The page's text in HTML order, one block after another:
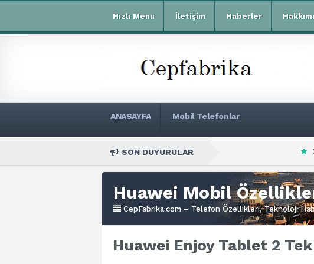
Hızlı Menu İletişim Haberler
ANASAYFA Mobil Telefonlar
SON DUYURULAR Xiaomi Redmi R70m
Huawei Mobil
CepFabrika.com – Telefon Özellikleri, Teknoloji
Huawei Enjoy Tablet 2